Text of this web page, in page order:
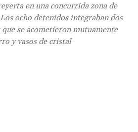
en una concurrida zona de
ocho detenidos integraban dos
se acometieron mutuamente
y vasos de cristal